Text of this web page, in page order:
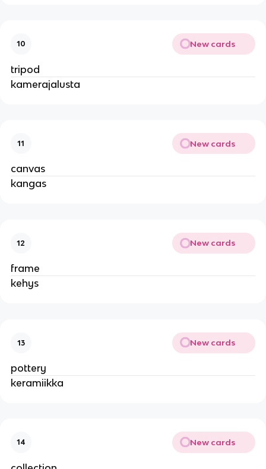
10 New cards
tripod
kamerajalusta
11 New cards
canvas
kangas
12 New cards
frame
kehys
13 New cards
pottery
keramiikka
14 New cards